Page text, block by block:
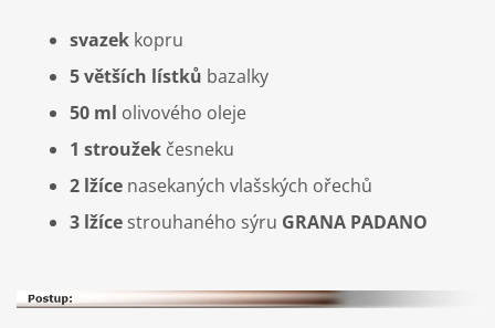
svazek kopru
5 větších lístků bazalky
50 ml olivového oleje
1 stroužek česneku
2 lžíce nasekaných vlašských ořechů
3 lžíce strouhaného sýru GRANA PADANO